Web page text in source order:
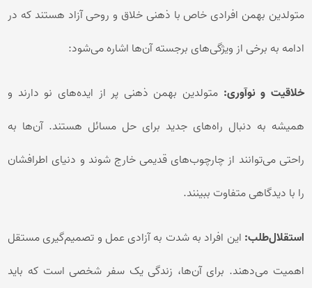
متولدین بهمن افرادی خاص با ذهنی خلاق و روحی آزاد هستند که در
ادامه به برخی از ویژگی‌های برجسته آن‌ها اشاره می‌شود:
خلاقیت و نوآوری: متولدین بهمن ذهنی پر از ایده‌های نو دارند و
همیشه به دنبال راه‌های جدید برای حل مسائل هستند. آن‌ها به
راحتی می‌توانند از چارچوب‌های قدیمی خارج شوند و دنیای اطرافشان
را با دیدگاهی متفاوت ببینند.
استقلال‌طلب: این افراد به شدت به آزادی عمل و تصمیم‌گیری مستقل
اهمیت می‌دهند. برای آن‌ها، زندگی یک سفر شخصی است که باید